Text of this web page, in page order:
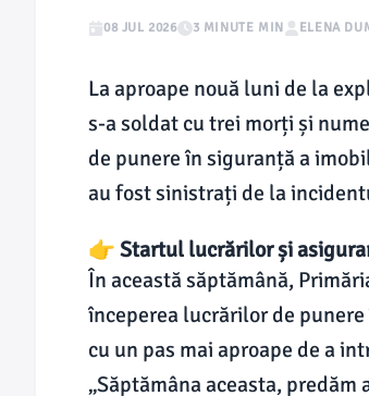
08 JUL 2026 3 MINUTE MIN ELENA
La aproape nouă luni de la
s-a soldat cu trei morți și
de punere în siguranță a
au fost sinistrați de la
👉 Startul lucrărilor și
În această săptămână,
începerea lucrărilor de
cu un pas mai aproape de a
„Săptămâna aceasta,